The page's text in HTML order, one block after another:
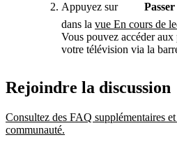
Appuyez sur
dans la vue En cours de
Vous pouvez accéder
votre télévision via la
Rejoindre la discussion
Consultez des FAQ supplémentaires
communauté.